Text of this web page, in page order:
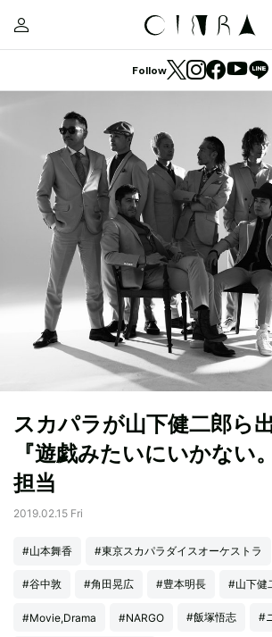
Follow
スカパラが山下健二郎ら
『遊戯みたいにいかない
担当
2019.02.15 Fri
#山本舞香 #東京スカパラダイスオーケストラ
#谷中敦 #角田晃広 #豊本明長 #山下健
#Movie,Drama #NARGO #飯塚悟志 #